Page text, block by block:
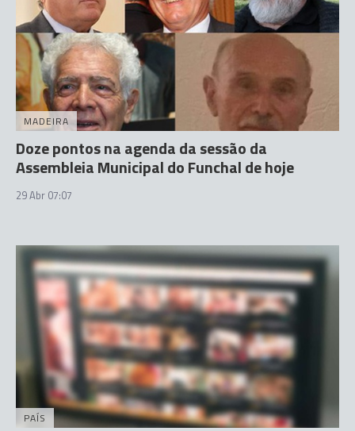
MADEIRA
Doze pontos na agenda da sessão da
Assembleia Municipal do Funchal de hoje
29 Abr 07:07
PAÍS